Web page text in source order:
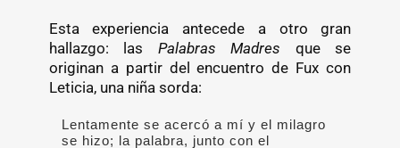
Esta experiencia antecede a otro gran
hallazgo: las Palabras Madres que se
originan a partir del encuentro de Fux con
Leticia, una niña sorda:
Lentamente se acercó a mí y el milagro
se hizo; la palabra, junto con el